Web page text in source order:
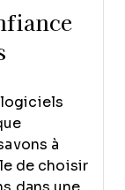
logiciels
à
de choisir
dans une